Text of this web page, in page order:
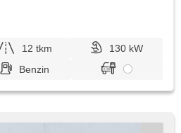
12 tkm
130 kW
Benzin